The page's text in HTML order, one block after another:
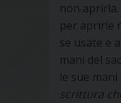
non
per aprirle
se usate e
mani del
le sue
scrittura